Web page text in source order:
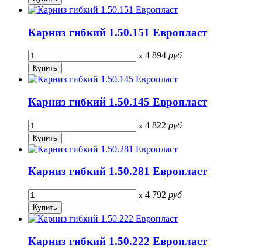
Карниз гибкий 1.50.151 Европласт
x 4 894 руб
Карниз гибкий 1.50.145 Европласт
x 4 822 руб
Карниз гибкий 1.50.281 Европласт
x 4 792 руб
Карниз гибкий 1.50.222 Европласт